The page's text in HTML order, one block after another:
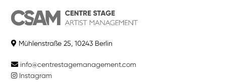
Mühlenstraße 25, 10243 Berlin
info@centrestagemanagement.com
Instagram